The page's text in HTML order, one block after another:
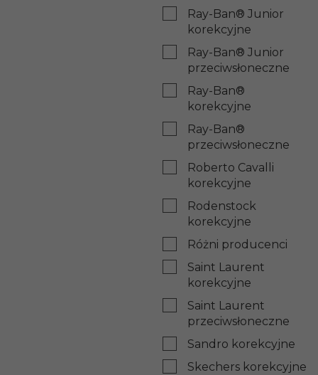
Ray-Ban® Junior
korekcyjne
Ray-Ban® Junior
przeciwsłoneczne
Ray-Ban®
korekcyjne
Ray-Ban®
przeciwsłoneczne
Roberto Cavalli
korekcyjne
Rodenstock
korekcyjne
Różni producenci
Saint Laurent
korekcyjne
Saint Laurent
przeciwsłoneczne
Sandro korekcyjne
Skechers korekcyjne